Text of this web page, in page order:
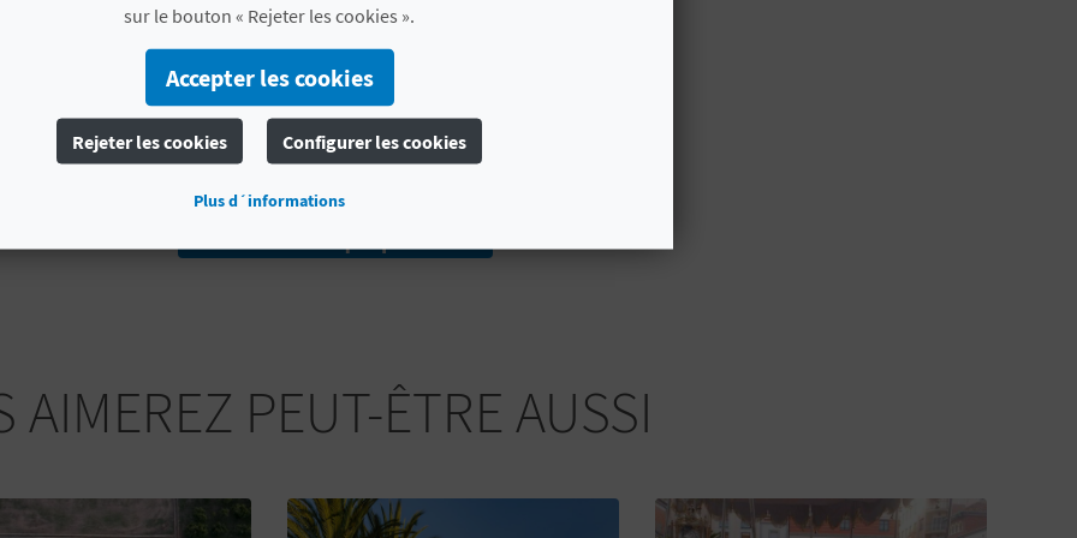
PLUS D'INFORMATIONS
Date de début
05/09/2026
AIMEREZ PEUT-ÊTRE AUSSI
sur le bouton « Rejeter les cookies ».
Accepter les cookies
Rejeter les cookies Configurer les cookies
Plus d´informations